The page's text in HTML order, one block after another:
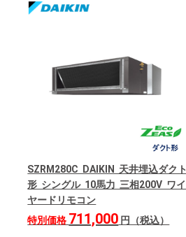
SZRM280C DAIKIN 天井埋込ダクト
形 シングル 10馬力 三相200V ワイ
ヤードリモコン
特別価格 711,000 円（税込）